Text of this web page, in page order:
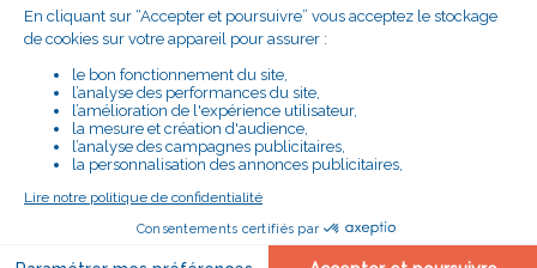
Vous connaissez des difficultés et souhaitez être
accompagné, remplissez ce formulaire et nous vous
recontacterons pour envisager avec vous la meilleure
réponse à apporter.